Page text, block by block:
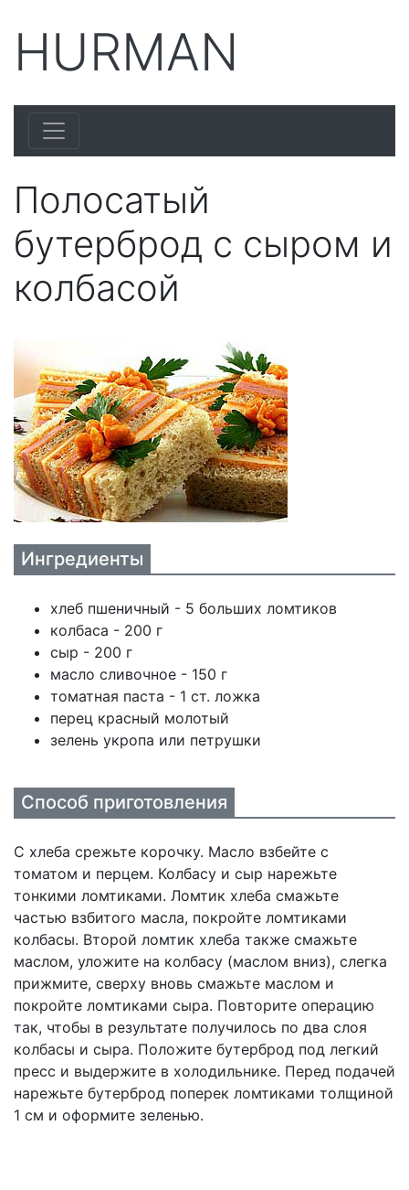
HURMAN
Полосатый
бутерброд с сыром и
колбасой
Ингредиенты
хлеб пшеничный - 5 больших ломтиков
колбаса - 200 г
сыр - 200 г
масло сливочное - 150 г
томатная паста - 1 ст. ложка
перец красный молотый
зелень укропа или петрушки
Способ приготовления
С хлеба срежьте корочку. Масло взбейте с
томатом и перцем. Колбасу и сыр нарежьте
тонкими ломтиками. Ломтик хлеба смажьте
частью взбитого масла, покройте ломтиками
колбасы. Второй ломтик хлеба также смажьте
маслом, уложите на колбасу (маслом вниз), слегка
прижмите, сверху вновь смажьте маслом и
покройте ломтиками сыра. Повторите операцию
так, чтобы в результате получилось по два слоя
колбасы и сыра. Положите бутерброд под легкий
пресс и выдержите в холодильнике. Перед подачей
нарежьте бутерброд поперек ломтиками толщиной
1 см и оформите зеленью.